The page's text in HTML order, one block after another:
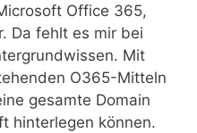
Office 365,
Da fehlt es mir bei
Mit
O365-Mitteln
gesamte Domain
hinterlegen können.